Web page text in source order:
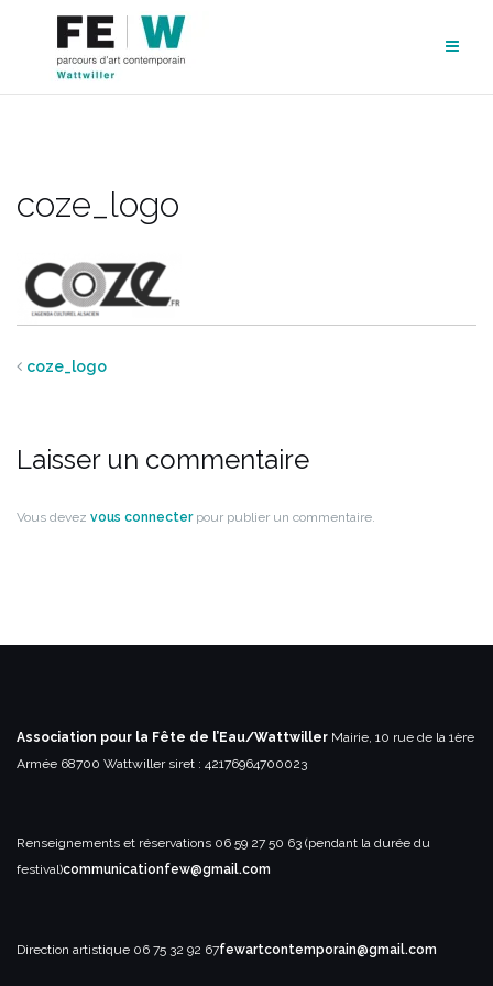
contenu
coze_logo
coze_logo
Laisser un commentaire
Vous devez vous connecterpour publier un commentaire.
Association pour la Fête de l’Eau/Wattwiller Mairie, 10 rue de la 1ère
Armée 68700 Wattwillersiret : 42176964700023
Renseignements et réservations 06 59 27 50 63 (pendant la durée du
festival)communicationfew@gmail.com
Direction artistique 06 75 32 92 67fewartcontemporain@gmail.com